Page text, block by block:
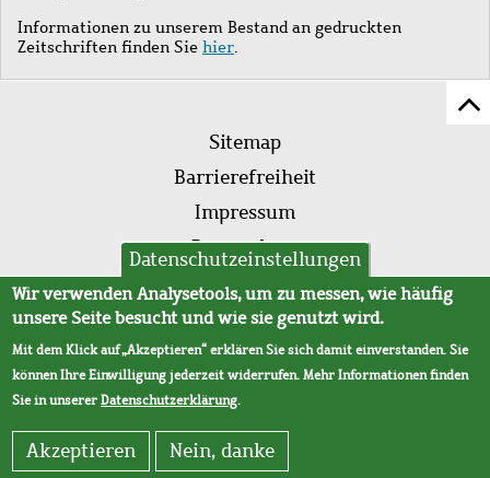
Informationen zu unserem Bestand an gedruckten
Zeitschriften finden Sie hier.
Fußleistenmenü
Sitemap
Barrierefreiheit
Impressum
Datenschutz
AVB
Datenschutzeinstellungen
Wir verwenden Analysetools, um zu messen, wie häufig
unsere Seite besucht und wie sie genutzt wird.
Mit dem Klick auf „Akzeptieren“ erklären Sie sich damit einverstanden. Sie
können Ihre Einwilligung jederzeit widerrufen. Mehr Informationen finden
Sie in unsererDatenschutzerklärung.
Akzeptieren Nein, danke